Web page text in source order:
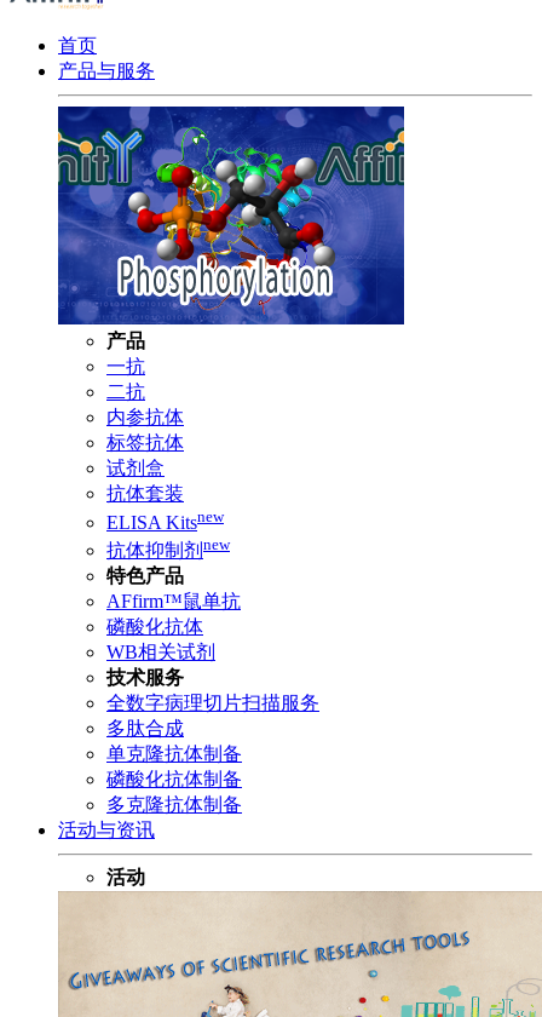
首页
产品与服务
产品
一抗
二抗
内参抗体
标签抗体
试剂盒
抗体套装
ELISA Kitsnew
抗体抑制剂 new
特色产品
AFfirm™鼠单抗
磷酸化抗体
WB相关试剂
技术服务
全数字病理切片扫描服务
多肽合成
单克隆抗体制备
磷酸化抗体制备
多克隆抗体制备
活动与资讯
活动